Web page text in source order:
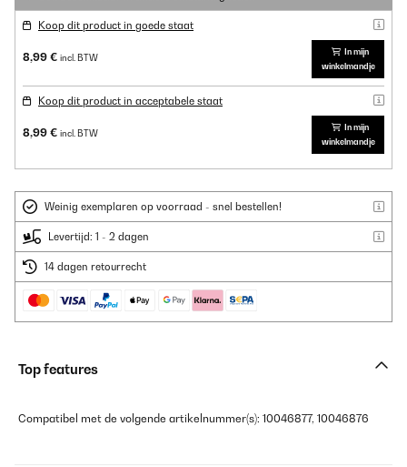
Koop dit product in goede staat
8,99 € incl. BTW
In mijn
winkelmandje
Koop dit product in acceptabele staat
8,99 € incl. BTW
In mijn
winkelmandje
Weinig exemplaren op voorraad - snel bestellen!
Levertijd: 1 - 2 dagen
14 dagen retourrecht
Top features
Compatibel met de volgende artikelnummer(s): 10046877, 10046876